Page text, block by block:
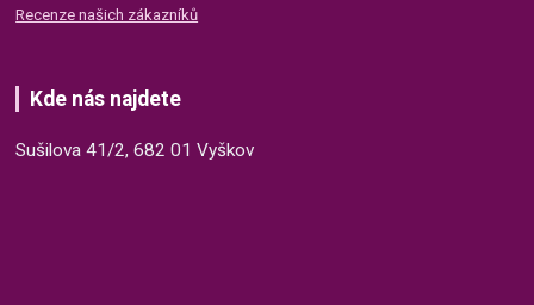
Recenze našich zákazníků
Kde nás najdete
Sušilova 41/2, 682 01 Vyškov